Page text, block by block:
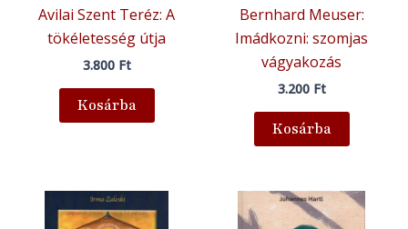
Avilai Szent Teréz: A
tökéletesség útja
3.800 Ft
Kosárba
Bernhard Meuser:
Imádkozni: szomjas
vágyakozás
3.200 Ft
Kosárba